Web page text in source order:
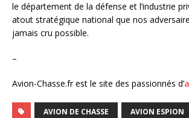
le département de la défense et l’industrie
atout stratégique national que nos
jamais cru possible.
–
Avion-Chasse.fr est le site des passionnés d’
AVION DE CHASSE AVION ESPION